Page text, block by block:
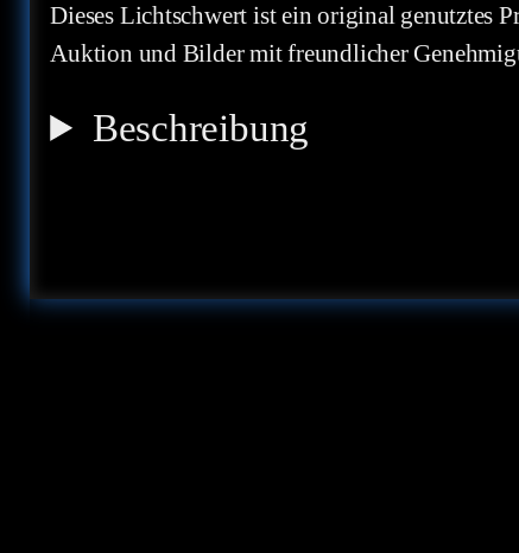
Dieses Lichtschwert ist ein original genutztes
Auktion und Bilder mit freundlicher
Beschreibung